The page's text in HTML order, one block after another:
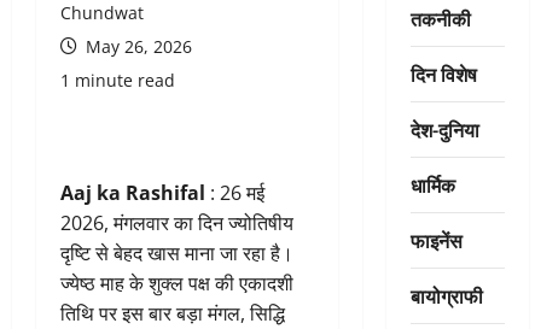
Chundwat
May 26, 2026
1 minute read
Aaj ka Rashifal : 26 मई
2026, मंगलवार का दिन ज्योतिषीय
दृष्टि से बेहद खास माना जा रहा है।
ज्येष्ठ माह के शुक्ल पक्ष की एकादशी
तिथि पर इस बार बड़ा मंगल, सिद्धि
तकनीकी
दिन विशेष
देश-दुनिया
धार्मिक
फाइनेंस
बायोग्राफी